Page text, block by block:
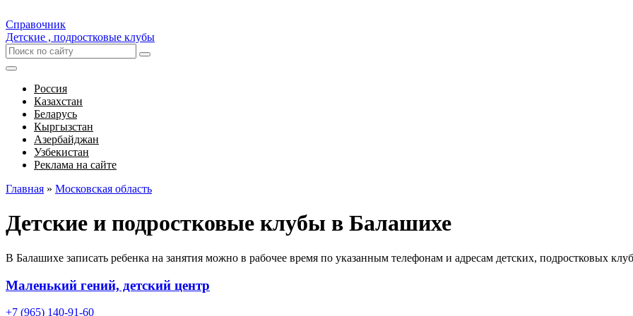
Справочник
Детские , подростковые клубы
Россия
Казахстан
Беларусь
Кыргызстан
Азербайджан
Узбекистан
Реклама на сайте
Главная » Московская область
Детские и подростковые клубы в Балашихе
В Балашихе записать ребенка на занятия можно в рабочее время по указанным телефонам и адресам детских, подростковых
Маленький гений, детский центр
+7 (965) 140-91-60